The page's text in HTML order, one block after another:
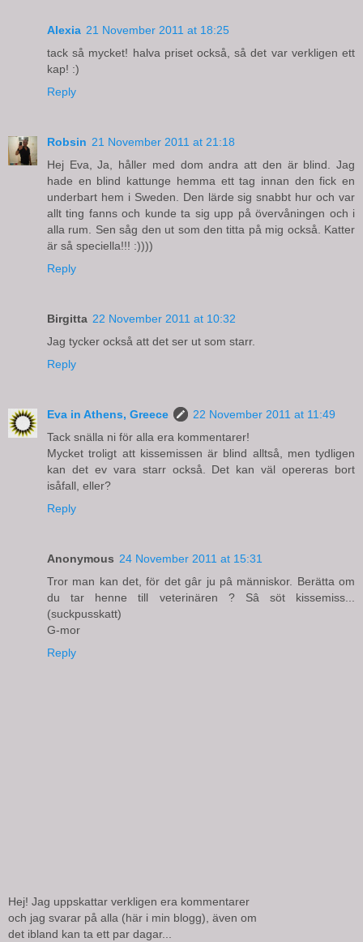
Alexia 21 November 2011 at 18:25
tack så mycket! halva priset också, så det var verkligen ett
kap! :)
Reply
Robsin 21 November 2011 at 21:18
Hej Eva, Ja, håller med dom andra att den är blind. Jag
hade en blind kattunge hemma ett tag innan den fick en
underbart hem i Sweden. Den lärde sig snabbt hur och var
allt ting fanns och kunde ta sig upp på övervåningen och i
alla rum. Sen såg den ut som den titta på mig också. Katter
är så speciella!!! :))))
Reply
Birgitta 22 November 2011 at 10:32
Jag tycker också att det ser ut som starr.
Reply
Eva in Athens, Greece
22 November 2011 at 11:49
Tack snälla ni för alla era kommentarer!
Mycket troligt att kissemissen är blind alltså, men tydligen
kan det ev vara starr också. Det kan väl opereras bort
isåfall, eller?
Reply
Anonymous 24 November 2011 at 15:31
Tror man kan det, för det gâr ju pâ människor. Berätta om
du tar henne till veterinären ? Sâ söt kissemiss...
(suckpusskatt)
G-mor
Reply
Hej! Jag uppskattar verkligen era kommentarer
och jag svarar på alla (här i min blogg), även om
det ibland kan ta ett par dagar...